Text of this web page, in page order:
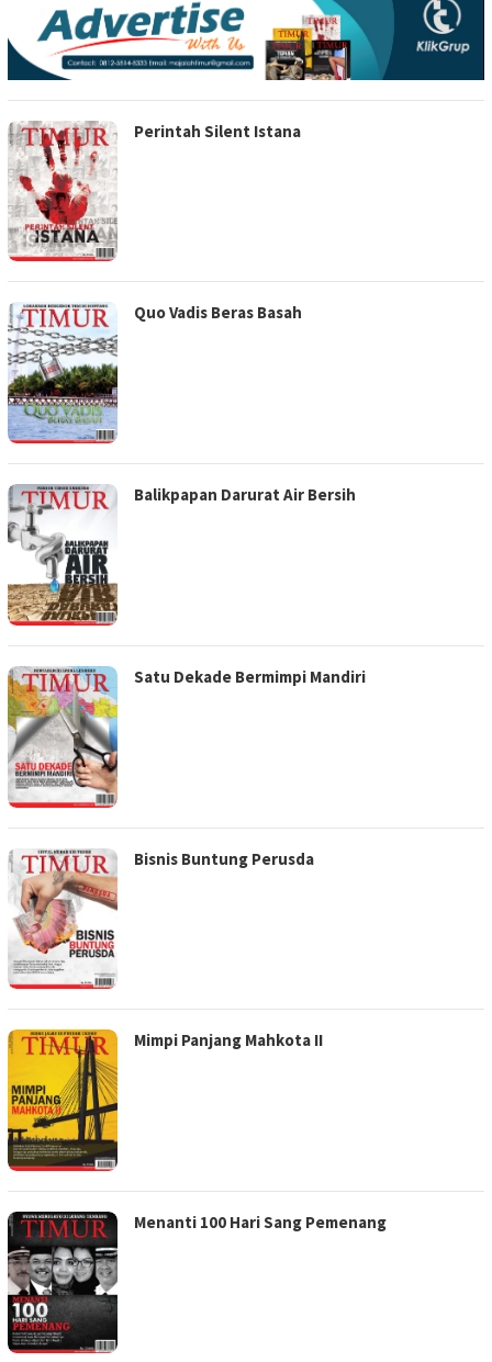
Perintah Silent Istana
Quo Vadis Beras Basah
Balikpapan Darurat Air Bersih
Satu Dekade Bermimpi Mandiri
Bisnis Buntung Perusda
Mimpi Panjang Mahkota II
Menanti 100 Hari Sang Pemenang